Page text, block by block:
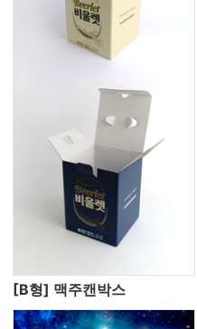
[B형] 맥주캔박스